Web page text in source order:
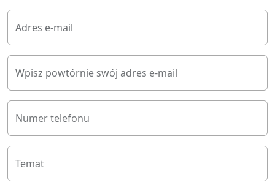
Adres e-mail
Wpisz powtórnie swój adres e-mail
Numer telefonu
Temat